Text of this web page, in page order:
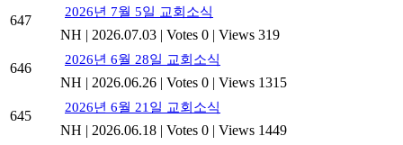
647
2026년 7월 5일 교회소식
NH | 2026.07.03 | Votes 0 | Views 319
646
2026년 6월 28일 교회소식
NH | 2026.06.26 | Votes 0 | Views 1315
645
2026년 6월 21일 교회소식
NH | 2026.06.18 | Votes 0 | Views 1449